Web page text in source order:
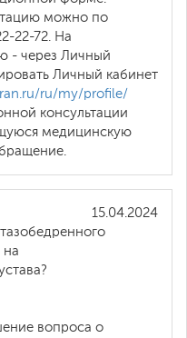
можно по
22-72. На
- через Личный
Личный кабинет
ru/my/profile/
консультации
медицинскую
15.04.2024
на
вопроса о